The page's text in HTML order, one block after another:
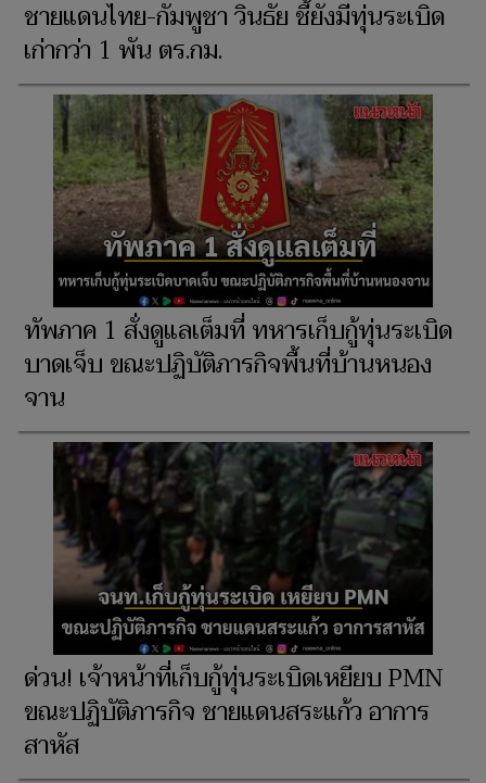
ชายแดนไทย-กัมพูชา วินธัย ชี้ยังมีทุ่นระเบิด
เก่ากว่า 1 พัน ตร.กม.
ทัพภาค 1 สั่งดูแลเต็มที่ ทหารเก็บกู้ทุ่นระเบิด
บาดเจ็บ ขณะปฏิบัติภารกิจพื้นที่บ้านหนอง
จาน
ด่วน! เจ้าหน้าที่เก็บกู้ทุ่นระเบิดเหยียบ PMN
ขณะปฏิบัติภารกิจ ชายแดนสระแก้ว อาการ
สาหัส